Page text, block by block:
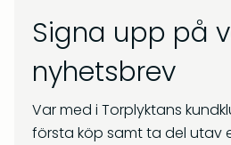
Salvia & Viol – Tvål &
bodywash 500 ml
Kontakt
Om oss
Frågor & svar
Signa upp på
nyhetsbrev
Var med i Torplyktans
första köp samt ta del utav